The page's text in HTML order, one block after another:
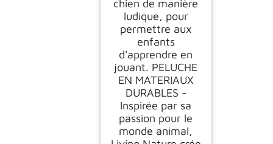
chien de manière
ludique, pour
permettre aux
enfants
d'apprendre en
jouant. PELUCHE
EN MATERIAUX
DURABLES -
Inspirée par sa
passion pour le
monde animal,